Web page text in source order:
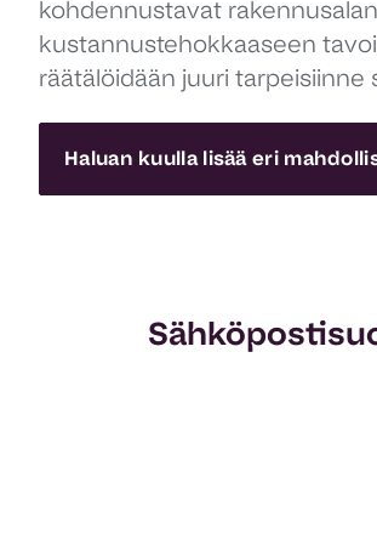
kohdennustavat
kustannustehokkaaseen
räätälöidään juuri tarpeisiinne
Haluan kuulla lisää eri